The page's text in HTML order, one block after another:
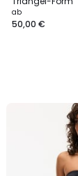
ab
50,00 €